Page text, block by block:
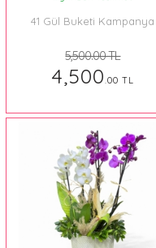
41 Gül Buketi Kampanya
5,500.00 TL
4,500.00 TL